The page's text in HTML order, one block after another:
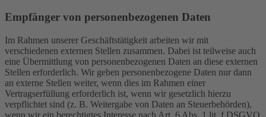
Empfänger von personenbezogenen Daten
Im Rahmen unserer Geschäftstätigkeit arbeiten wir mit
verschiedenen externen Stellen zusammen. Dabei ist teilweise auch
eine Übermittlung von personenbezogenen Daten an diese externen
Stellen erforderlich. Wir geben personenbezogene Daten nur dann
an externe Stellen weiter, wenn dies im Rahmen einer
Vertragserfüllung erforderlich ist, wenn wir gesetzlich hierzu
verpflichtet sind (z. B. Weitergabe von Daten an Steuerbehörden),
wenn wir ein berechtigtes Interesse nach Art. 6 Abs. 1 lit. f DSGVO